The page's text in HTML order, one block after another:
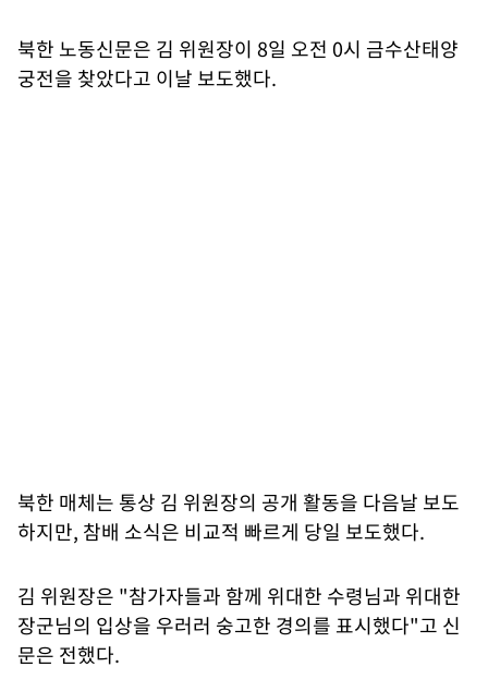
북한 노동신문은 김 위원장이 8일 오전 0시 금수산태양
궁전을 찾았다고 이날 보도했다.
북한 매체는 통상 김 위원장의 공개 활동을 다음날 보도
하지만, 참배 소식은 비교적 빠르게 당일 보도했다.
김 위원장은 "참가자들과 함께 위대한 수령님과 위대한
장군님의 입상을 우러러 숭고한 경의를 표시했다"고 신
문은 전했다.